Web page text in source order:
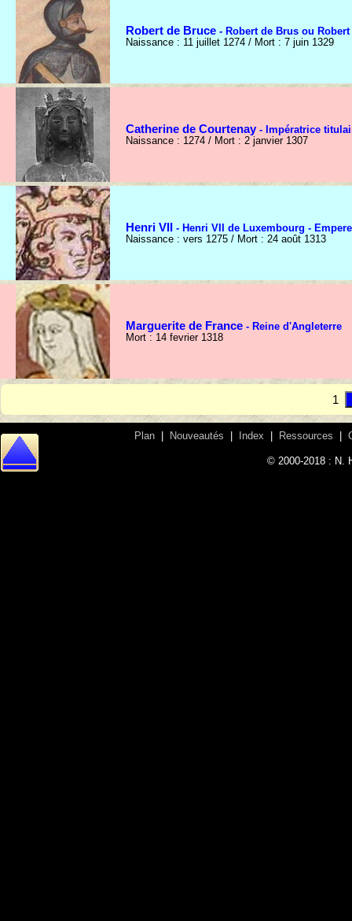
Robert de Bruce - Robert de Brus ou
Naissance : 11 juillet 1274 / Mort : 7 juin 1329
Catherine de Courtenay- Impératrice
Naissance : 1274 / Mort : 2 janvier 1307
Henri VII - Henri VII de Luxembourg -
Naissance : vers 1275 / Mort : 24 août 1313
Marguerite de France - Reine d'Angleterre
Mort : 14 fevrier 1318
1
Plan Nouveautés Index Ressources
© 2000-2018 : N.